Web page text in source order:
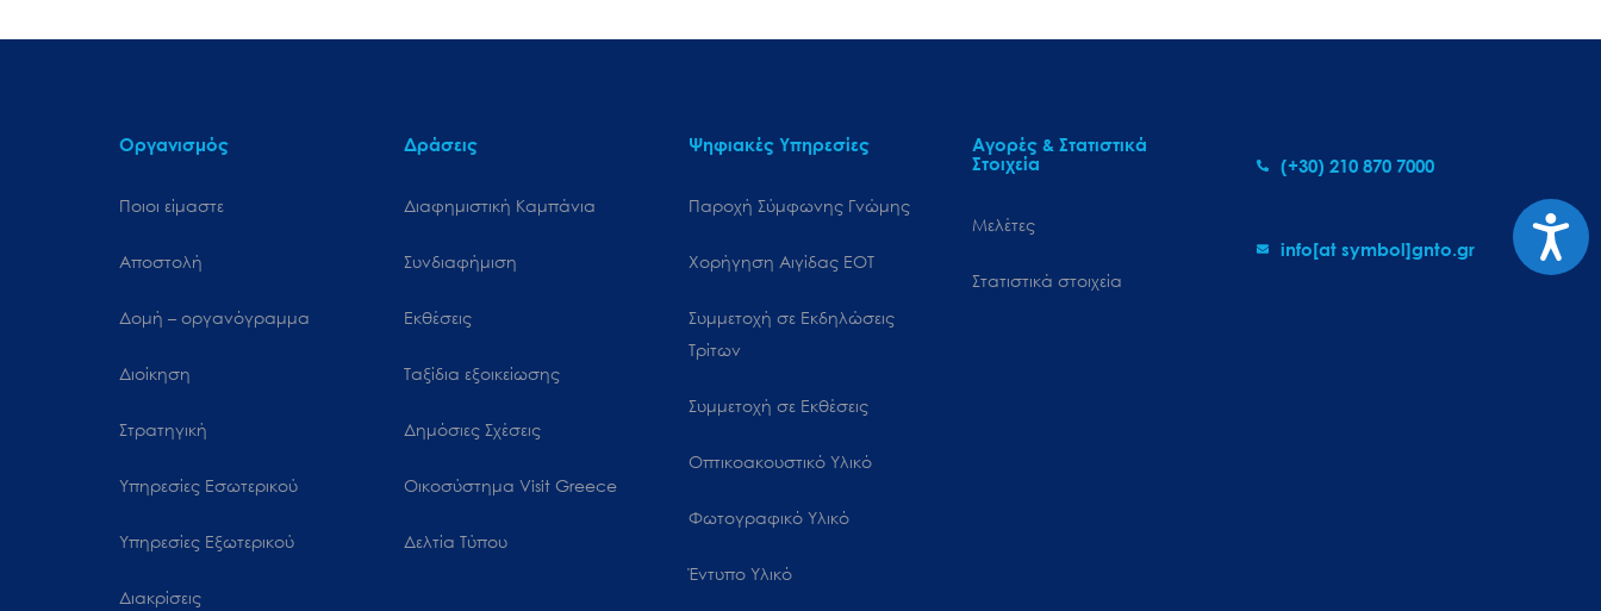
προσβασιμότητας.
Οργανισμός
Ποιοι είμαστε
Αποστολή
Δομή – οργανόγραμμα
Διοίκηση
Στρατηγική
Υπηρεσίες Εσωτερικού
Υπηρεσίες Εξωτερικού
Διακρίσεις
Δράσεις
Διαφημιστική Καμπάνια
Συνδιαφήμιση
Εκθέσεις
Ταξίδια εξοικείωσης
Δημόσιες Σχέσεις
Oικοσύστημα Visit Greece
Δελτία Τύπου
Ψηφιακές Υπηρεσίες
Παροχή Σύμφωνης Γνώμης
Χορήγηση Αιγίδας ΕΟΤ
Συμμετοχή σε Εκδηλώσεις
Τρίτων
Συμμετοχή σε Εκθέσεις
Οπτικοακουστικό Υλικό
Φωτογραφικό Υλικό
Έντυπο Υλικό
Αγορές & Στατιστικά
Στοιχεία
Μελέτες
Στατιστικά στοιχεία
(+30) 210 870 7000
info[at symbol]gnto.gr